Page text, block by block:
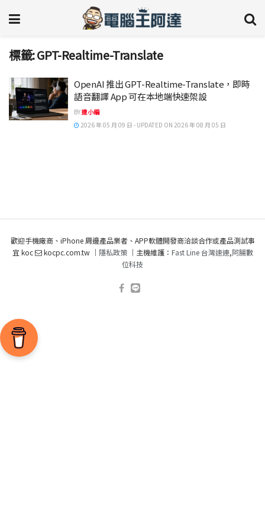
標籤:GPT-Realtime-Translate
OpenAI 推出 GPT-Realtime-Translate，即時
語音翻譯 App 可在本地端快速架設
BY達小編
2026 年 05 月 09 日 - UPDATED ON 2026 年 08 月 05 日
歡迎手機廠商、iPhone 周邊產品業者、APP軟體開發商洽談合作或產品測試事
宜 koc
kocpc.com.tw ｜ 隱私政策｜主機維護： Fast Line 台灣速連,阿腸數
位科技